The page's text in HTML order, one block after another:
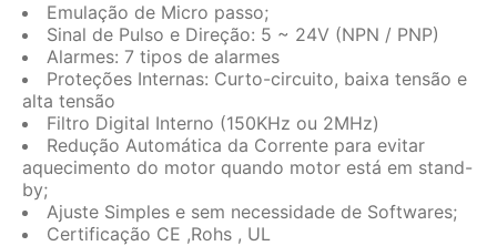
Emulação de Micro passo;
Sinal de Pulso e Direção: 5 ~ 24V (NPN / PNP)
Alarmes: 7 tipos de alarmes
Proteções Internas: Curto-circuito, baixa tensão e
alta tensão
Filtro Digital Interno (150KHz ou 2MHz)
Redução Automática da Corrente para evitar
aquecimento do motor quando motor está em stand-
by;
Ajuste Simples e sem necessidade de Softwares;
Certificação CE ,Rohs , UL